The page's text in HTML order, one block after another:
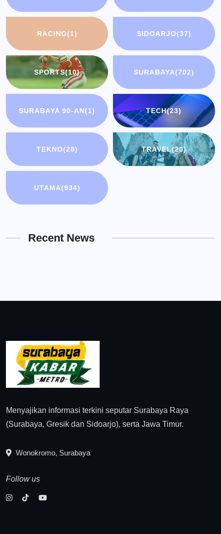
RACING(1) SIDOARJO(37)
SPORTS(10) SURABAYA(702)
SURABAYA 90-AN(1) TECH(23)
TEKNO(28) TRAVEL(20)
UTAMA(934)
Recent News
Menyajikan informasi terkini seputar Surabaya Raya
(Surabaya, Gresik dan Sidoarjo), serta Jawa Timur.
Wonokromo, Surabaya
Follow us